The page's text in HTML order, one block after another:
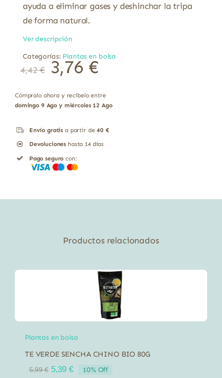
ayuda a eliminar gases y deshinchar la tripa
de forma natural.
Ver descripción
Categorías: Plantas en bolsa
4,42€ El
precio
era:
4,42 €.
3,76 €El
es:
3,76 €.
Cómpralo ahora y recíbelo entre
domingo 9 Ago y miércoles 12 Ago
Envío gratis a partir de40 €
Devoluciones hasta 14 días
Pago seguro con:
Productos relacionados
Plantas en bolsa
TE VERDE SENCHA CHINO BIO 80G
5,99€ El
5,39 €El
10% Off